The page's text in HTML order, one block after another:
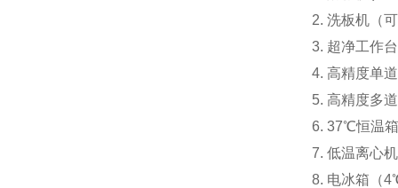
2. 洗板机（
3. 超净工作
4. 高精度单
5. 高精度多
6. 37℃恒温
7. 低温离心
8. 电冰箱（